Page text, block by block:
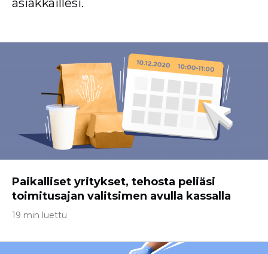
asiakkaillesi.
Paikalliset yritykset, tehosta peliäsi
toimitusajan valitsimen avulla kassalla
19 min luettu